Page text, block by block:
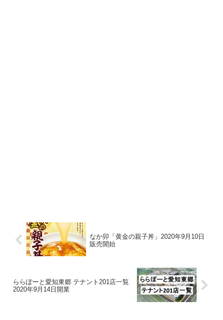
なか卯「黄金の親子丼」2020年9月10日
販売開始
ららぽーと愛知東郷 テナント201店一覧
2020年9月14日開業